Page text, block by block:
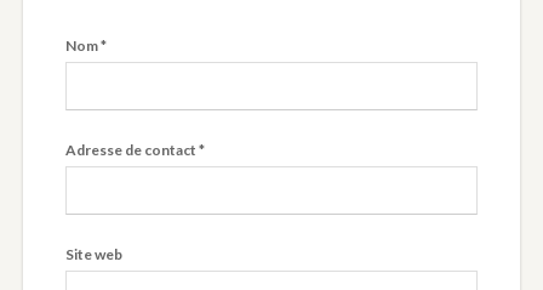
Nom*
Adresse de contact *
Site web